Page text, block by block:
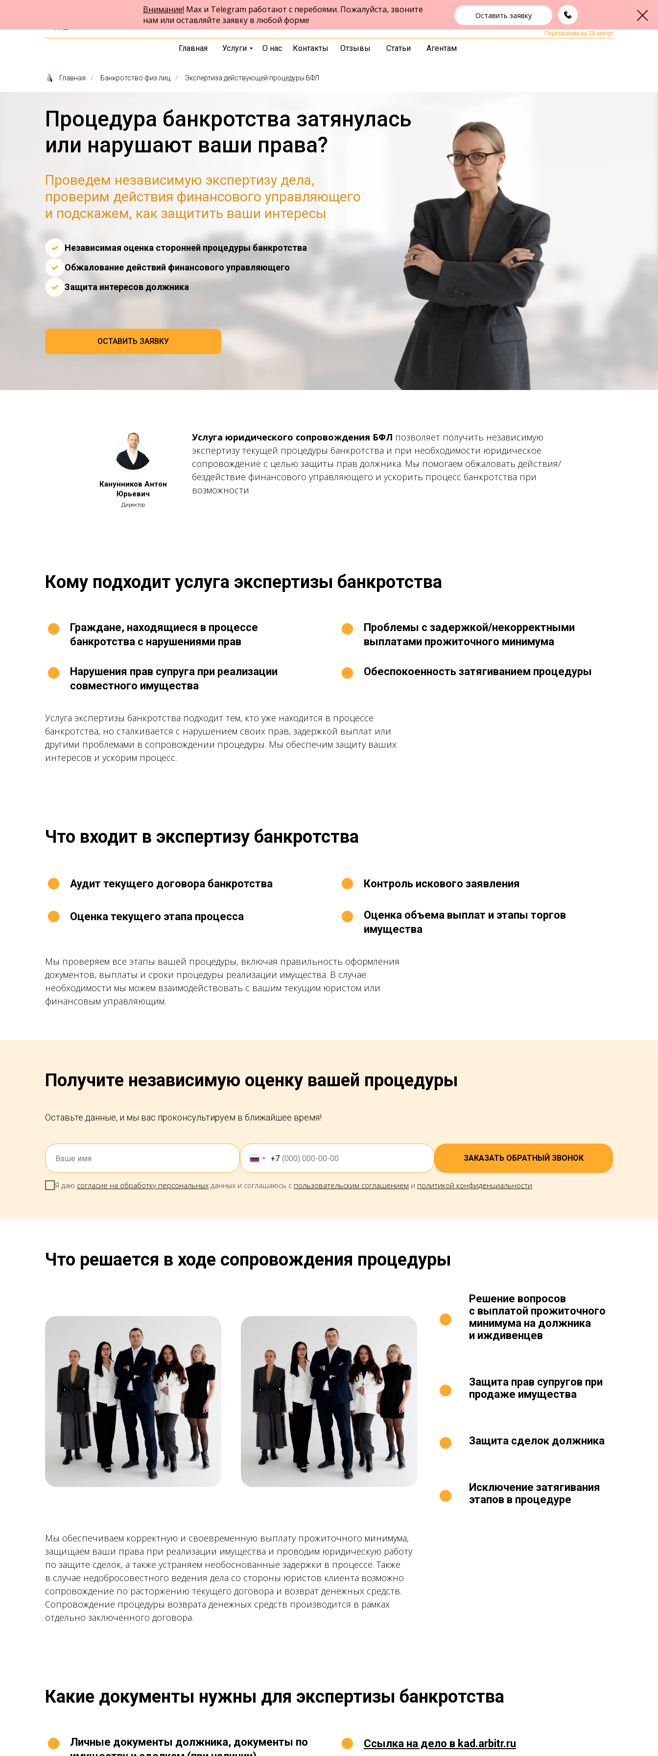
Внимание! Max и Telegram работают с перебоями. Пожалуйста, звоните
нам или оставляйте заявку в любой форме
Оставить заявку ЗАКАЗАТЬ ЗВОНОК
Перезвоним за 20 минут
Главная Услуги О нас Контакты Отзывы Статьи Агентам
ул. Попова, 198 а, офис 1
пн-пт 10:00-18:00
Юридическая помощь в Барнауле
ФПК Альтернатива
Барнаул
выбрать город
+7 (3852) 22-22-15
Главная / Банкротство физ лиц / Экспертиза действующей процедуры БФЛ
Независимая оценка сторонней процедуры банкротства
Обжалование действий финансового управляющего
Защита интересов должника
Процедура банкротства затянулась
или нарушают ваши права?
Проведем независимую экспертизу дела,
проверим действия финансового управляющего
и подскажем, как защитить ваши интересы
ОСТАВИТЬ ЗАЯВКУ
Канунников Антон
Юрьевич
Директор
Услуга юридического сопровождения БФЛ позволяет получить независимую
экспертизу текущей процедуры банкротства и при необходимости юридическое
сопровождение с целью защиты прав должника. Мы помогаем обжаловать действия/
бездействие финансового управляющего и ускорить процесс банкротства при
возможности
Кому подходит услуга экспертизы банкротства
Граждане, находящиеся в процессе
банкротства с нарушениями прав
Проблемы с задержкой/некорректными
выплатами прожиточного минимума
Нарушения прав супруга при реализации
совместного имущества
Обеспокоенность затягиванием процедуры
Услуга экспертизы банкротства подходит тем, кто уже находится в процессе
банкротства, но сталкивается с нарушением своих прав, задержкой выплат или
другими проблемами в сопровождении процедуры. Мы обеспечим защиту ваших
интересов и ускорим процесс.
Что входит в экспертизу банкротства
Аудит текущего договора банкротства Контроль искового заявления
Оценка текущего этапа процесса
Оценка объема выплат и этапы торгов
имущества
Мы проверяем все этапы вашей процедуры, включая правильность оформления
документов, выплаты и сроки процедуры реализации имущества. В случае
необходимости мы можем взаимодействовать с вашим текущим юристом или
финансовым управляющим.
Получите независимую оценку вашей процедуры
Оставьте данные, и мы вас проконсультируем в ближайшее время!
+7
Я даю согласие на обработку персональных данных и соглашаюсь с пользовательским соглашением и политикой конфиденциальности
ЗАКАЗАТЬ ОБРАТНЫЙ ЗВОНОК
Что решается в ходе сопровождения процедуры
Решение вопросов
с выплатой прожиточного
минимума на должника
и иждивенцев
Защита прав супругов при
продаже имущества
Защита сделок должника
Исключение затягивания
этапов в процедуре
Мы обеспечиваем корректную и своевременную выплату прожиточного минимума,
защищаем ваши права при реализации имущества и проводим юридическую работу
по защите сделок, а также устраняем необоснованные задержки в процессе. Также
в случае недобросовестного ведения дела со стороны юристов клиента возможно
сопровождение по расторжению текущего договора и возврат денежных средств.
Сопровождение процедуры возврата денежных средств производится в рамках
отдельно заключенного договора.
Какие документы нужны для экспертизы банкротства
Личные документы должника, документы по
Ссылка на дело в kad.arbitr.ru